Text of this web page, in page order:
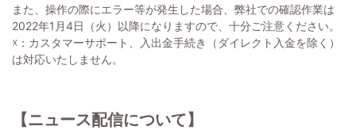
また、操作の際にエラー等が発生した場合、弊社での確認作業は
2022年1月4日（火）以降になりますので、十分ご注意ください。
☓ ：カスタマーサポート、入出金手続き（ダイレクト入金を除く）
は対応いたしません。
【ニュース配信について】